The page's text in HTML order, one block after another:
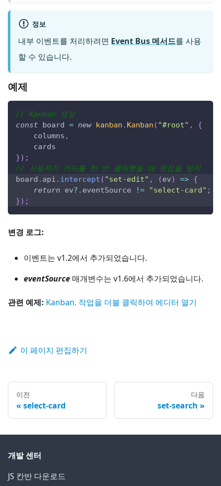
정보
내부 이벤트를 처리하려면 Event Bus 메서드를 사용
할 수 있습니다.
예제
// Kanban 생성
const board = new kanban . Kanban ( "#root" ,
{
    columns
,
    cards
}) ;
// 사용자가 카드를 한 번 클릭했을 때 편집을 방지
board . api . intercept ( "set-edit" , (ev) => {
return ev?. eventSource != "select-card" ;
}) ;
변경 로그:
이벤트는 v1.2에서 추가되었습니다.
eventSource 매개변수는 v1.6에서 추가되었습니다.
관련 예제: Kanban. 작업을 더블 클릭하여 에디터 열기
이 페이지 편집하기
이전
select-card
다음
set-search
개발 센터
JS 칸반 다운로드